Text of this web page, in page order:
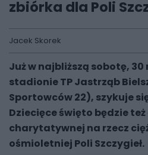
zbiórka dla Poli
Jacek Skorek
Już w najbliższą sobotę,
stadionie TP Jastrząb
Sportowców 22), szykuje
Dziecięce święto będzie
charytatywnej na rzecz
ośmioletniej Poli Szczygieł.